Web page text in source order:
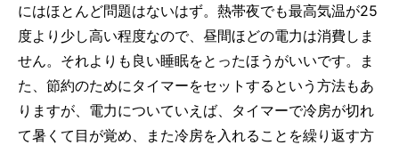
にはほとんど問題はないはず。熱帯夜でも最高気温が25
度より少し高い程度なので、昼間ほどの電力は消費しま
せん。それよりも良い睡眠をとったほうがいいです。ま
た、節約のためにタイマーをセットするという方法もあ
りますが、電力についていえば、タイマーで冷房が切れ
て暑くて目が覚め、また冷房を入れることを繰り返す方